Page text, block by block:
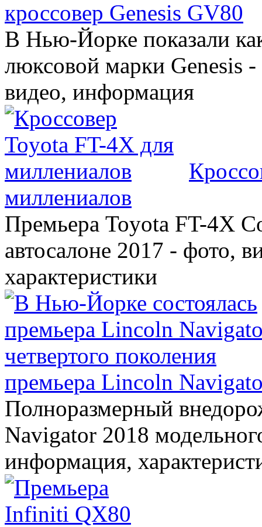
кроссовер Genesis GV80
В Нью-Йорке показали
люксовой марки Genesis
видео, информация
миллениалов
Премьера Toyota FT-4X
автосалоне 2017 - фото,
характеристики
премьера Lincoln
Полноразмерный
Navigator 2018
информация,